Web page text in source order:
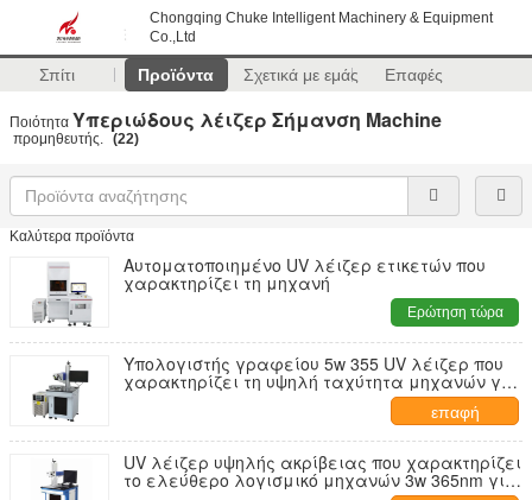
Chongqing Chuke Intelligent Machinery & Equipment
Co.,Ltd
Σπίτι Προϊόντα Σχετικά με εμάς Επαφές
Ποιότητα Υπεριώδους λέιζερ Σήμανση Machine
προμηθευτής. (22)
Καλύτερα προϊόντα
Αυτοματοποιημένο UV λέιζερ ετικετών που
χαρακτηρίζει τη μηχανή
Ερώτηση τώρα
Υπολογιστής γραφείου 5w 355 UV λέιζερ που
χαρακτηρίζει τη υψηλή ταχύτητα μηχανών για
τον τυπωμένο πίνακα κυκλωμάτων
επαφή
UV λέιζερ υψηλής ακρίβειας που χαρακτηρίζει
το ελεύθερο λογισμικό μηχανών 3w 365nm για